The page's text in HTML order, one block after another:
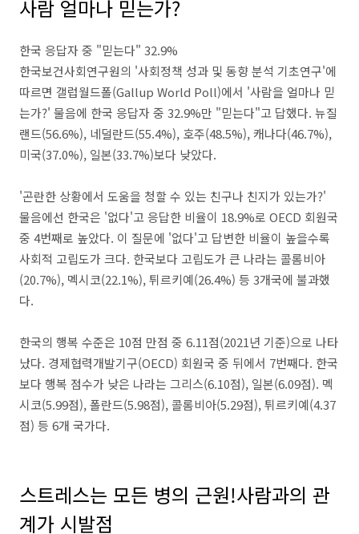
사람 얼마나 믿는가?
한국 응답자 중 "믿는다" 32.9%
한국보건사회연구원의 '사회정책 성과 및 동향 분석 기초연구'에
따르면 갤럽월드폴(Gallup World Poll)에서 '사람을 얼마나 믿
는가?' 물음에 한국 응답자 중 32.9%만 "믿는다"고 답했다. 뉴질
랜드(56.6%), 네덜란드(55.4%), 호주(48.5%), 캐나다(46.7%),
미국(37.0%), 일본(33.7%)보다 낮았다.
'곤란한 상황에서 도움을 청할 수 있는 친구나 친지가 있는가?'
물음에선 한국은 '없다'고 응답한 비율이 18.9%로 OECD 회원국
중 4번째로 높았다. 이 질문에 '없다'고 답변한 비율이 높을수록
사회적 고립도가 크다. 한국보다 고립도가 큰 나라는 콜롬비아
(20.7%), 멕시코(22.1%), 튀르키예(26.4%) 등 3개국에 불과했
다.
한국의 행복 수준은 10점 만점 중 6.11점(2021년 기준)으로 나타
났다. 경제협력개발기구(OECD) 회원국 중 뒤에서 7번째다. 한국
보다 행복 점수가 낮은 나라는 그리스(6.10점), 일본(6.09점). 멕
시코(5.99점), 폴란드(5.98점), 콜롬비아(5.29점), 튀르키예(4.37
점) 등 6개 국가다.
스트레스는 모든 병의 근원!사람과의 관
계가 시발점